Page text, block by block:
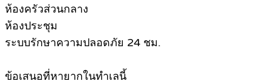
ห้องครัวส่วนกลาง
ห้องประชุม
ระบบรักษาความปลอดภัย 24 ชม.
ข้อเสนอที่หายากในทำเลนี้